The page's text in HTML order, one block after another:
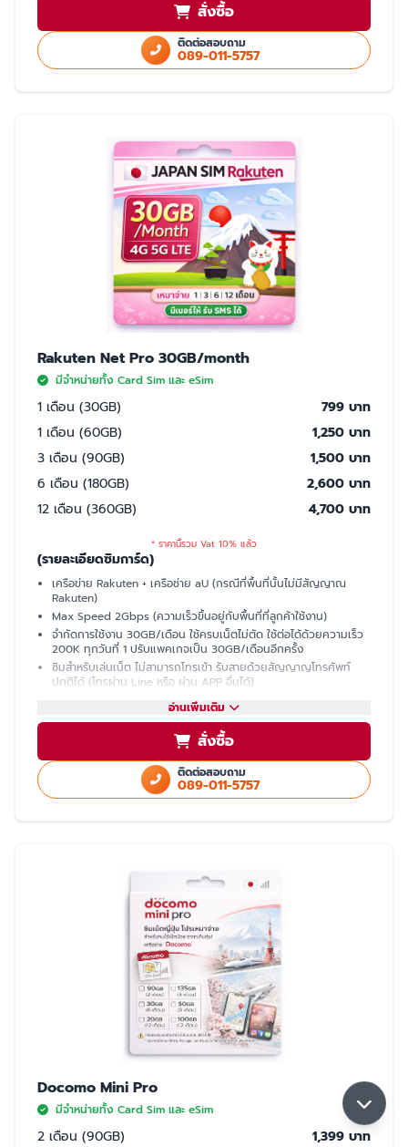
บริการหลังการขายโดย ทีมงานคนไทย
สั่งซื้อ
ติดต่อสอบถาม
089-011-5757
Rakuten Net Pro 30GB/month
มีจำหน่ายทั้ง Card Sim และ eSim
1 เดือน (30GB)
799 บาท
1 เดือน (60GB)
1,250 บาท
3 เดือน (90GB)
1,500 บาท
6 เดือน (180GB)
2,600 บาท
12 เดือน (360GB)
4,700 บาท
* ราคานี้รวม Vat 10% แล้ว
(รายละเอียดซิมการ์ด)
เครือข่าย Rakuten + เครือช่าย aU (กรณีที่พื้นที่นั้นไม่มีสัญญาณ
Rakuten)
Max Speed 2Gbps (ความเร็วขึ้นอยู่กับพื้นที่ที่ลูกค้าใช้งาน)
จำกัดการใช้งาน 30GB/เดือน ใช้ครบเน็ตไม่ตัด ใช้ต่อได้ด้วยความเร็ว
200K ทุกวันที่ 1 ปรับแพคเกจเป็น 30GB/เดือนอีกครั้ง
ซิมสำหรับเล่นเน็ต ไม่สามารถโทรเข้า รับสายด้วยสัญญาญโทรศัพท์
ปกติได้ (โทรผ่าน Line หรือ ผ่าน APP อื่นได้)
มีเบอร์ให้ รับ SMS ได้ (ใช้ซื้อบัตรคอนเสิร์ต, ซื้อของออนไลน์, เปิดบัญชี
แชร์ฮอตสปอต (Hotspot)ไม่ได้
ใช้สำเนา Passport หรือ สำเนาบัตรประชาชนในการสั่งซื้อ
ใช้ได้เฉพาะในประเทศญี่ปุ่นเท่านั้น
มี 2 แบบให้เลือก ซิมปกติ และ eSim
5GB หากใช้ครบ 5GB ความเร็วจะลดลงเหลือ 200K จนกว่าลูกค้าจะย้ายพื้นที่ที่มี
สัญญาน Rakuten ความเร็วจะกลับมาปกติ 30GB/เดือน
อ่านเพิ่มเติม
สั่งซื้อ
ติดต่อสอบถาม
089-011-5757
Docomo Mini Pro
มีจำหน่ายทั้ง Card Sim และ eSim
2 เดือน (90GB) 1,399 บาท